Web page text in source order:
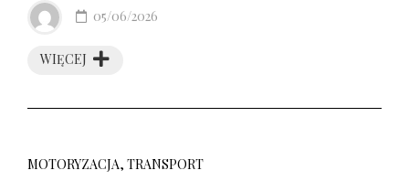
WIĘCEJ
05/06/2026
MOTORYZACJA, TRANSPORT